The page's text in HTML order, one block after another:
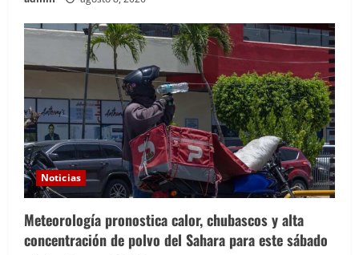
Noticias
Meteorología pronostica calor, chubascos y alta
concentración de polvo del Sahara para este sábado